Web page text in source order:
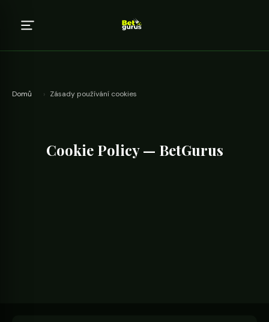
Domů › Zásady používání cookies
Cookie Policy — BetGurus